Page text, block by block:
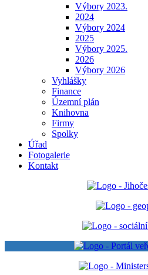
Výbory 2023.
2024
Výbory 2024
2025
Výbory 2025.
2026
Výbory 2026
Vyhlášky
Finance
Územní plán
Knihovna
Firmy
Spolky
Úřad
Fotogalerie
Kontakt